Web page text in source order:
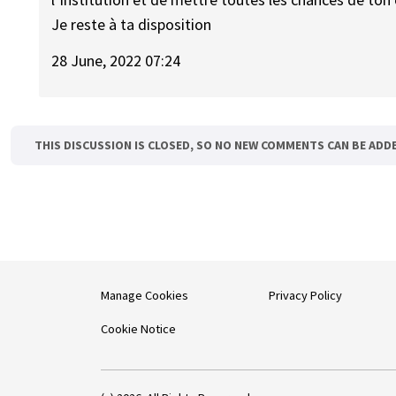
Je reste à ta disposition
28 June, 2022 07:24
THIS DISCUSSION IS CLOSED, SO NO NEW COMMENTS CAN BE
Manage Cookies
Cookie Notice
Privacy Policy